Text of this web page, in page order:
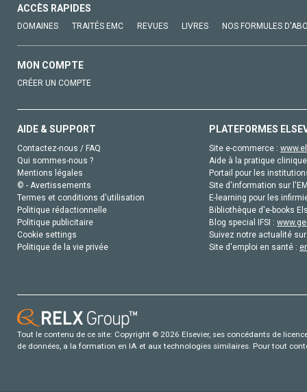
ACCÈS RAPIDES
DOMAINES TRAITÉS EMC REVUES LIVRES NOS FORMULES
MON COMPTE
CRÉER UN COMPTE
AIDE & SUPPORT
Contactez-nous / FAQ
Qui sommes-nous ?
Mentions légales
© - Avertissements
Termes et conditions d'utilisation
Politique rédactionnelle
Politique publicitaire
Cookie settings
Politique de la vie privée
PLATEFORMES
Site e-commerce :
Aide à la pratique
Portail pour les
Site d'information sur
E-learning pour les
Bibliothèque d'e-books
Blog special IFSI :
Suivez notre actualité
Site d'emploi en santé :
Tout le contenu de ce site: Copyright © 2026 Elsevier, ses concédants de
de données, a la formation en IA et aux technologies similaires. Pour tout